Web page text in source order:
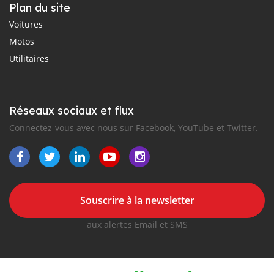
Plan du site
Voitures
Motos
Utilitaires
Réseaux sociaux et flux
Connectez-vous avec nous sur Facebook, YouTube et Twitter.
Souscrire à la newsletter
aux alertes Email et SMS